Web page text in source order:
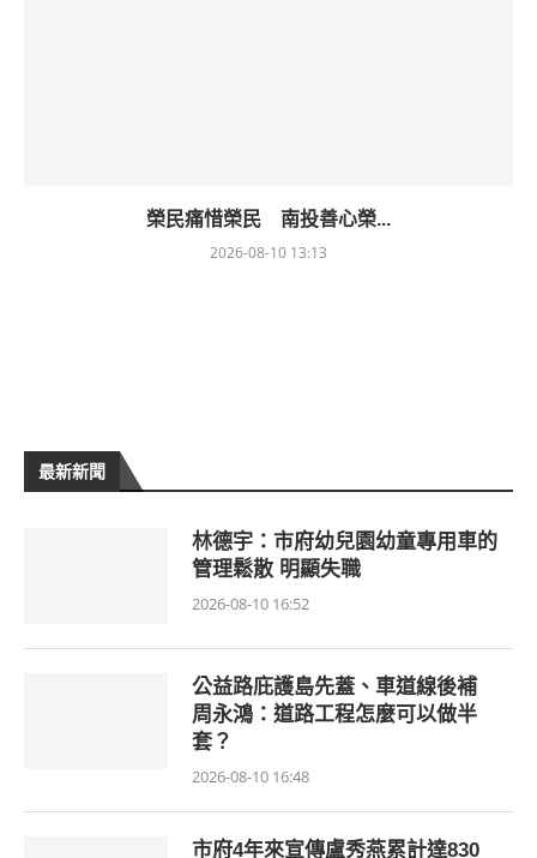
榮民痛惜榮民 南投善心榮...
2026-08-10 13:13
最新新聞
林德宇：市府幼兒園幼童專用車的
管理鬆散 明顯失職
2026-08-10 16:52
公益路庇護島先蓋、車道線後補
周永鴻：道路工程怎麼可以做半
套？
2026-08-10 16:48
市府4年來宣傳盧秀燕累計達830